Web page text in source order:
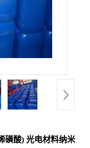
磺酸) 光电材料纳米